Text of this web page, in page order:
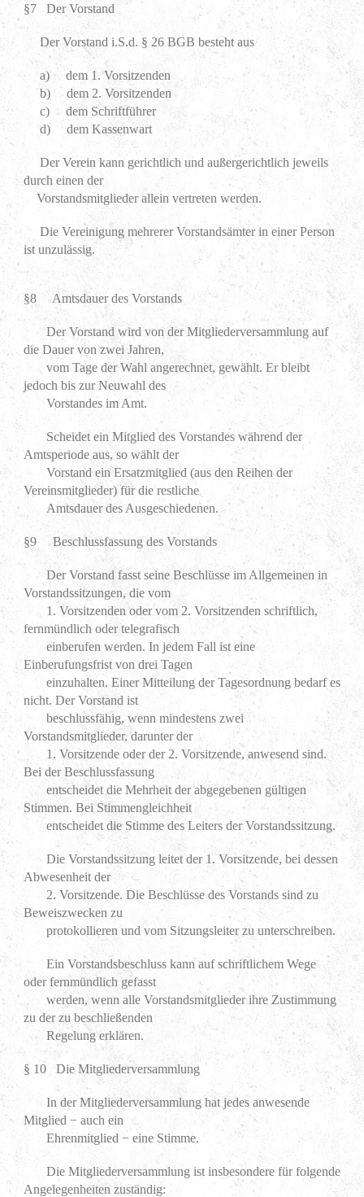
§7 Der Vorstand
Der Vorstand i.S.d. § 26 BGB besteht aus
a) dem 1. Vorsitzenden
b) dem 2. Vorsitzenden
c) dem Schriftführer
d) dem Kassenwart
Der Verein kann gerichtlich und außergerichtlich jeweils
durch einen der
Vorstandsmitglieder allein vertreten werden.
Die Vereinigung mehrerer Vorstandsämter in einer Person
ist unzulässig.
§8 Amtsdauer des Vorstands
Der Vorstand wird von der Mitgliederversammlung auf
die Dauer von zwei Jahren,
vom Tage der Wahl angerechnet, gewählt. Er bleibt
jedoch bis zur Neuwahl des
Vorstandes im Amt.
Scheidet ein Mitglied des Vorstandes während der
Amtsperiode aus, so wählt der
Vorstand ein Ersatzmitglied (aus den Reihen der
Vereinsmitglieder) für die restliche
Amtsdauer des Ausgeschiedenen.
§9 Beschlussfassung des Vorstands
Der Vorstand fasst seine Beschlüsse im Allgemeinen in
Vorstandssitzungen, die vom
1. Vorsitzenden oder vom 2. Vorsitzenden schriftlich,
fernmündlich oder telegrafisch
einberufen werden. In jedem Fall ist eine
Einberufungsfrist von drei Tagen
einzuhalten. Einer Mitteilung der Tagesordnung bedarf es
nicht. Der Vorstand ist
beschlussfähig, wenn mindestens zwei
Vorstandsmitglieder, darunter der
1. Vorsitzende oder der 2. Vorsitzende, anwesend sind.
Bei der Beschlussfassung
entscheidet die Mehrheit der abgegebenen gültigen
Stimmen. Bei Stimmengleichheit
entscheidet die Stimme des Leiters der Vorstandssitzung.
Die Vorstandssitzung leitet der 1. Vorsitzende, bei dessen
Abwesenheit der
2. Vorsitzende. Die Beschlüsse des Vorstands sind zu
Beweiszwecken zu
protokollieren und vom Sitzungsleiter zu unterschreiben.
Ein Vorstandsbeschluss kann auf schriftlichem Wege
oder fernmündlich gefasst
werden, wenn alle Vorstandsmitglieder ihre Zustimmung
zu der zu beschließenden
Regelung erklären.
§ 10 Die Mitgliederversammlung
In der Mitgliederversammlung hat jedes anwesende
Mitglied − auch ein
Ehrenmitglied − eine Stimme.
Die Mitgliederversammlung ist insbesondere für folgende
Angelegenheiten zuständig: